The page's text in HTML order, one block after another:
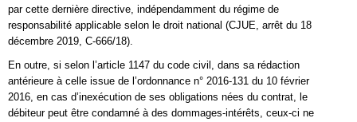
par cette dernière directive, indépendamment du régime de
responsabilité applicable selon le droit national (CJUE, arrêt du 18
décembre 2019, C-666/18).
En outre, si selon l’article 1147 du code civil, dans sa rédaction
antérieure à celle issue de l’ordonnance n° 2016-131 du 10 février
2016, en cas d’inexécution de ses obligations nées du contrat, le
débiteur peut être condamné à des dommages-intérêts, ceux-ci ne